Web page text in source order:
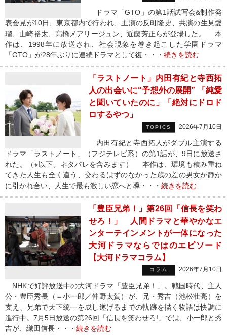
ドラマ「GTO」の第1話試写会&制作発
表会見が10日、東京都内で行われ、主演の反町隆史、共演の生見愛
瑠、山崎裕太、高橋メアリージュン、近藤芳正らが登場した。 本
作は、1998年に放送され、社会現象を巻き起こした学園ドラマ
「GTO」が28年ぶりに連続ドラマとして復・・・ 続きを読む
「ラストノート」内田有紀と寺西拓
人の出会いに“予想外の展開” 「純愛
と聞いていたのに」「絶対にドロド
ロするやつ」
TOPICS 2026年7月10日
内田有紀と寺西拓人がダブル主演する
ドラマ「ラストノート」（フジテレビ系）の第1話が、9日に放送さ
れた。（※以下、ネタバレを含みます） 本作は、環境も積み重ね
てきた人生も全く違う、交わるはずのなかった歳の差の男女が静か
に引かれ合い、人生で最も激しい恋へと導・・・ 続きを読む
「豊臣兄弟！」第26回「信長を笑わ
せろ！」 人間ドラマと華やかなエ
ンターテインメントが一体になった
大河ドラマならではのエピソード
【大河ドラマコラム】
コラム 2026年7月10日
NHKで好評放送中の大河ドラマ「豊臣兄弟！」。戦国時代、主人
公・豊臣秀長（＝小一郎／仲野太賀）が、兄・秀吉（池松壮亮）を
支え、兄弟で天下統一を成し遂げるまでの軌跡を描く物語は快調に
進行中。7月5日放送の第26回「信長を笑わせろ!」では、小一郎と秀
吉が、織田信長・・・ 続きを読む